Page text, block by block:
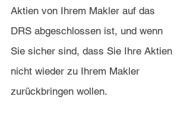
Aktien von Ihrem Makler auf das
DRS abgeschlossen ist, und wenn
Sie sicher sind, dass Sie Ihre Aktien
nicht wieder zu Ihrem Makler
zurückbringen wollen.